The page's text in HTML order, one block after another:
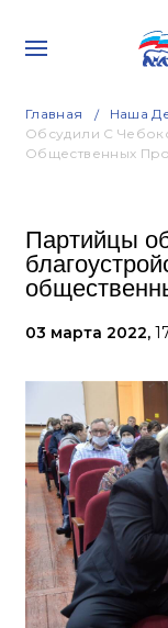
Главная Наша
Обсудили С
Общественных
Партийцы
03 марта 2022,